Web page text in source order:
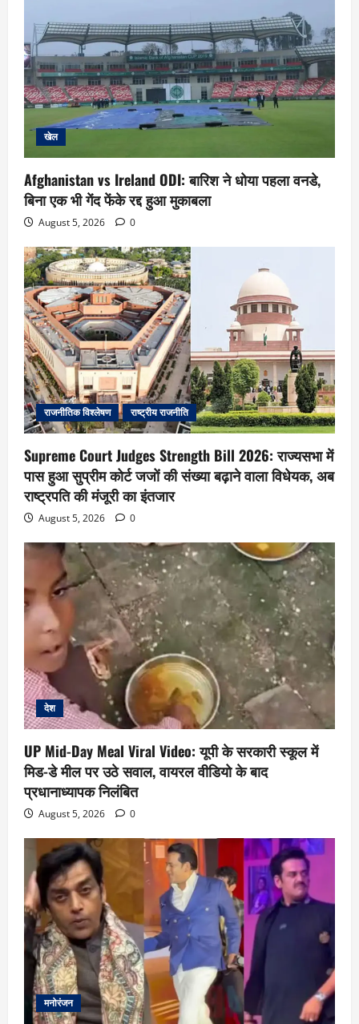
खेल
Afghanistan vs Ireland ODI: बारिश ने धोया पहला वनडे,
बिना एक भी गेंद फेंके रद्द हुआ मुकाबला
August 5, 2026 0
राजनीतिक विश्लेषण राष्ट्रीय राजनीति
Supreme Court Judges Strength Bill 2026: राज्यसभा में
पास हुआ सुप्रीम कोर्ट जजों की संख्या बढ़ाने वाला विधेयक, अब
राष्ट्रपति की मंजूरी का इंतजार
August 5, 2026 0
देश
UP Mid-Day Meal Viral Video: यूपी के सरकारी स्कूल में
मिड-डे मील पर उठे सवाल, वायरल वीडियो के बाद
प्रधानाध्यापक निलंबित
August 5, 2026 0
मनोरंजन